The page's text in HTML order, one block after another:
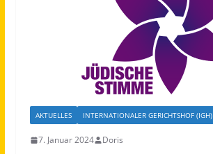
AKTUELLES INTERNATIONALER GERICHTSHOF (IGH)
7. Januar 2024 Doris